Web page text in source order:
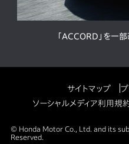
「ACCORD」を一
サイトマップ
ソーシャルメディア利用規
© Honda Motor Co., Ltd. and its
Reserved.